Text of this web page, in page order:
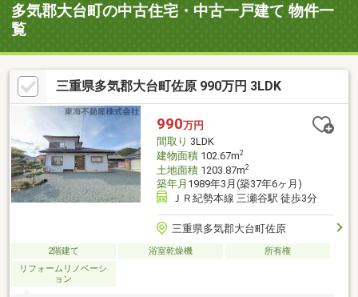
多気郡大台町の中古住宅・中古一戸建て 物件一
覧
三重県多気郡大台町佐原 990万円 3LDK
990万円
間取り 3LDK
建物面積102.67m2
土地面積1203.87m2
築年月 1989年3月(築37年6ヶ月)
ＪＲ紀勢本線 三瀬谷駅 徒歩3分
三重県多気郡大台町佐原
2階建て 浴室乾燥機
所有権
リフォームリノベーシ
ョン